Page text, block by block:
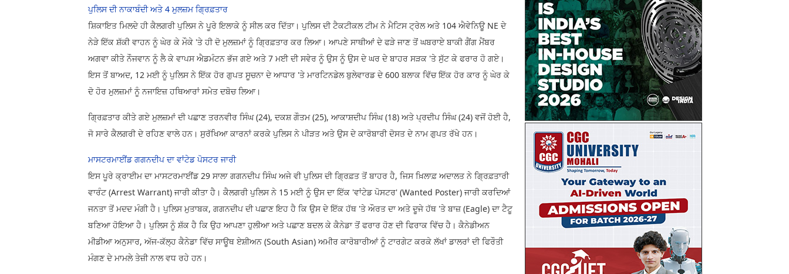
ਪੁਲਿਸ ਦੀ ਨਾਕਾਬੰਦੀ ਅਤੇ 4 ਮੁਲਜ਼ਮ ਗ੍ਰਿਫ਼ਤਾਰ
ਸ਼ਿਕਾਇਤ ਮਿਲਦੇ ਹੀ ਕੈਲਗਰੀ ਪੁਲਿਸ ਨੇ ਪੂਰੇ ਇਲਾਕੇ ਨੂੰ ਸੀਲ ਕਰ ਦਿੱਤਾ। ਪੁਲਿਸ ਦੀ ਟੈਕਟੀਕਲ ਟੀਮ ਨੇ ਮੈਟਿਸ ਟ੍ਰੇਲ ਅਤੇ 104 ਐਵੇਨਿਊ NE ਦੇ
ਨੇੜੇ ਇੱਕ ਸ਼ੱਕੀ ਵਾਹਨ ਨੂੰ ਘੇਰ ਕੇ ਮੌਕੇ 'ਤੇ ਹੀ ਦੋ ਮੁਲਜ਼ਮਾਂ ਨੂੰ ਗ੍ਰਿਫ਼ਤਾਰ ਕਰ ਲਿਆ। ਆਪਣੇ ਸਾਥੀਆਂ ਦੇ ਫੜੇ ਜਾਣ ਤੋਂ ਘਬਰਾਏ ਬਾਕੀ ਗੈਂਗ ਮੈਂਬਰ
ਅਗਵਾ ਕੀਤੇ ਨੌਜਵਾਨ ਨੂੰ ਲੈ ਕੇ ਵਾਪਸ ਐਡਮੰਟਨ ਭੱਜ ਗਏ ਅਤੇ 7 ਮਈ ਦੀ ਸਵੇਰ ਨੂੰ ਉਸ ਨੂੰ ਉਸ ਦੇ ਘਰ ਦੇ ਬਾਹਰ ਸੜਕ 'ਤੇ ਸੁੱਟ ਕੇ ਫਰਾਰ ਹੋ ਗਏ।
ਇਸ ਤੋਂ ਬਾਅਦ, 12 ਮਈ ਨੂੰ ਪੁਲਿਸ ਨੇ ਇੱਕ ਹੋਰ ਗੁਪਤ ਸੂਚਨਾ ਦੇ ਆਧਾਰ 'ਤੇ ਮਾਰਟਿਨਡੇਲ ਬੁਲੇਵਾਰਡ ਦੇ 600 ਬਲਾਕ ਵਿੱਚ ਇੱਕ ਹੋਰ ਕਾਰ ਨੂੰ ਘੇਰ ਕੇ
ਦੋ ਹੋਰ ਮੁਲਜ਼ਮਾਂ ਨੂੰ ਨਜਾਇਜ਼ ਹਥਿਆਰਾਂ ਸਮੇਤ ਦਬੋਚ ਲਿਆ।
ਗ੍ਰਿਫ਼ਤਾਰ ਕੀਤੇ ਗਏ ਮੁਲਜ਼ਮਾਂ ਦੀ ਪਛਾਣ ਤਰਨਵੀਰ ਸਿੰਘ (24), ਦਕਸ਼ ਗੌਤਮ (25), ਆਕਾਸ਼ਦੀਪ ਸਿੰਘ (18) ਅਤੇ ਪ੍ਰਦੀਪ ਸਿੰਘ (24) ਵਜੋਂ ਹੋਈ ਹੈ,
ਜੋ ਸਾਰੇ ਕੈਲਗਰੀ ਦੇ ਰਹਿਣ ਵਾਲੇ ਹਨ। ਸੁਰੱਖਿਆ ਕਾਰਨਾਂ ਕਰਕੇ ਪੁਲਿਸ ਨੇ ਪੀੜਤ ਅਤੇ ਉਸ ਦੇ ਕਾਰੋਬਾਰੀ ਦੋਸਤ ਦੇ ਨਾਮ ਗੁਪਤ ਰੱਖੇ ਹਨ।
ਮਾਸਟਰਮਾਈਂਡ ਗਗਨਦੀਪ ਦਾ ਵਾਂਟੇਡ ਪੋਸਟਰ ਜਾਰੀ
ਇਸ ਪੂਰੇ ਕ੍ਰਾਈਮ ਦਾ ਮਾਸਟਰਮਾਈਂਡ 29 ਸਾਲਾ ਗਗਨਦੀਪ ਸਿੰਘ ਅਜੇ ਵੀ ਪੁਲਿਸ ਦੀ ਗ੍ਰਿਫ਼ਤ ਤੋਂ ਬਾਹਰ ਹੈ, ਜਿਸ ਖ਼ਿਲਾਫ਼ ਅਦਾਲਤ ਨੇ ਗ੍ਰਿਫ਼ਤਾਰੀ
ਵਾਰੰਟ (Arrest Warrant) ਜਾਰੀ ਕੀਤਾ ਹੈ। ਕੈਲਗਰੀ ਪੁਲਿਸ ਨੇ 15 ਮਈ ਨੂੰ ਉਸ ਦਾ ਇੱਕ 'ਵਾਂਟੇਡ ਪੋਸਟਰ' (Wanted Poster) ਜਾਰੀ ਕਰਦਿਆਂ
ਜਨਤਾ ਤੋਂ ਮਦਦ ਮੰਗੀ ਹੈ। ਪੁਲਿਸ ਮੁਤਾਬਕ, ਗਗਨਦੀਪ ਦੀ ਪਛਾਣ ਇਹ ਹੈ ਕਿ ਉਸ ਦੇ ਇੱਕ ਹੱਥ 'ਤੇ ਔਰਤ ਦਾ ਅਤੇ ਦੂਜੇ ਹੱਥ 'ਤੇ ਬਾਜ਼ (Eagle) ਦਾ ਟੈਟੂ
ਬਣਿਆ ਹੋਇਆ ਹੈ। ਪੁਲਿਸ ਨੂੰ ਸ਼ੱਕ ਹੈ ਕਿ ਉਹ ਆਪਣਾ ਹੁਲੀਆ ਅਤੇ ਪਛਾਣ ਬਦਲ ਕੇ ਕੈਨੇਡਾ ਤੋਂ ਫਰਾਰ ਹੋਣ ਦੀ ਫਿਰਾਕ ਵਿੱਚ ਹੈ। ਕੈਨੇਡੀਅਨ
ਮੀਡੀਆ ਅਨੁਸਾਰ, ਅੱਜ-ਕੱਲ੍ਹ ਕੈਨੇਡਾ ਵਿੱਚ ਸਾਊਥ ਏਸ਼ੀਅਨ (South Asian) ਅਮੀਰ ਕਾਰੋਬਾਰੀਆਂ ਨੂੰ ਟਾਰਗੇਟ ਕਰਕੇ ਲੱਖਾਂ ਡਾਲਰਾਂ ਦੀ ਫਿਰੌਤੀ
ਮੰਗਣ ਦੇ ਮਾਮਲੇ ਤੇਜ਼ੀ ਨਾਲ ਵਧ ਰਹੇ ਹਨ।